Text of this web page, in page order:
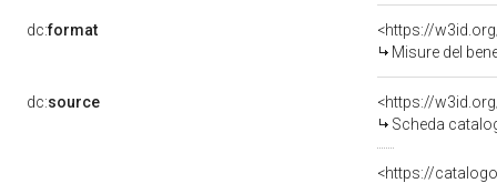
dc:format
<https://
Misure del
dc:source
<https://
Scheda
<https://